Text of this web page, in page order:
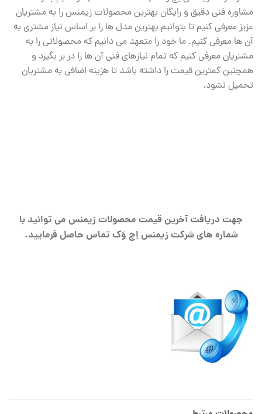
مشاوره فنی دقیق و رایگان بهترین محصولات زیمنس را به مشتریان
عزیز معرفی کنیم تا بتوانیم بهترین مدل ها را بر اساس نیاز مشتری به
آن ها معرفی کنیم. ما خود را متعهد می دانیم که محصولاتی را به
مشتریان معرفی کنیم که تمام نیازهای فنی آن ها را در بر بگیرد و
همچنین کمترین قیمت را داشته باشد تا هزینه اضافی به مشتریان
تحمیل نشود.
جهت دریافت آخرین قیمت محصولات زیمنس می توانید با
شماره های شرکت زیمنس اِچ وَک تماس حاصل فرمایید.